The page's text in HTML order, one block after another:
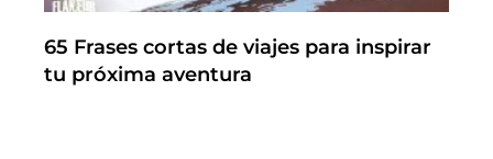
65 Frases cortas de viajes para inspirar
tu próxima aventura